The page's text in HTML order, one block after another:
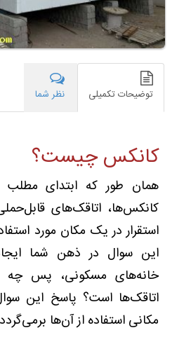
توضیحات تکمیلی نظر شما
کانکس چیست؟
همان طور که ابتدای مطلب
کانکس‌ها، اتاقک‌های
استقرار در یک مکان مورد
این سوال در ذهن شما
خانه‌های مسکونی، پس چه
اتاقک‌ها است؟ پاسخ این
مکانی استفاده از آن‌ها